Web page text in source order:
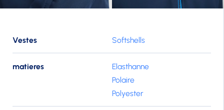
Vestes Softshells
matieres
Elasthanne
Polaire
Polyester